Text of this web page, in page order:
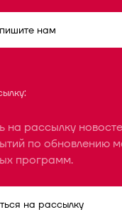
нам
на рассылку
по обновлению
программ.
на рассылку